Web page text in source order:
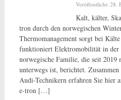
Veröffentlicht: 28.
Kalt, kälter,
tron durch den norwegischen
Thermomanagement sorgt bei
funktioniert Elektromobilität in der
norwegische Familie, die seit
unterwegs ist, berichtet.
Audi-Technikern erfahren Sie hier
e-tron […]